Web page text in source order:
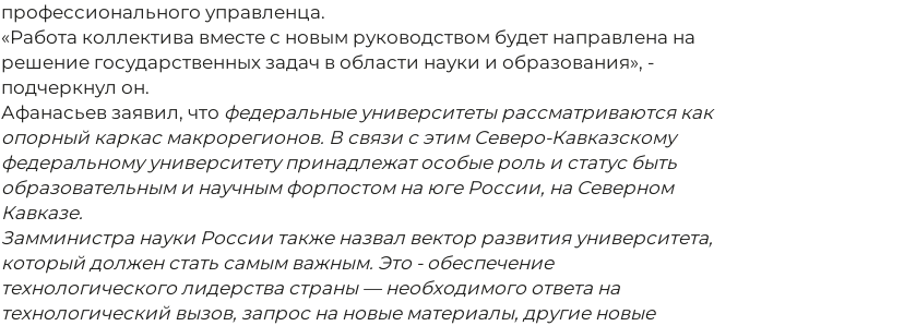
профессионального управленца.
«Работа коллектива вместе с новым руководством будет направлена на
решение государственных задач в области науки и образования», -
подчеркнул он.
Афанасьев заявил, что федеральные университеты рассматриваются как
опорный каркас макрорегионов. В связи с этим Северо-Кавказскому
федеральному университету принадлежат особые роль и статус быть
образовательным и научным форпостом на юге России, на Северном
Кавказе.
Замминистра науки России также назвал вектор развития университета,
который должен стать самым важным. Это - обеспечение
технологического лидерства страны — необходимого ответа на
технологический вызов, запрос на новые материалы, другие новые